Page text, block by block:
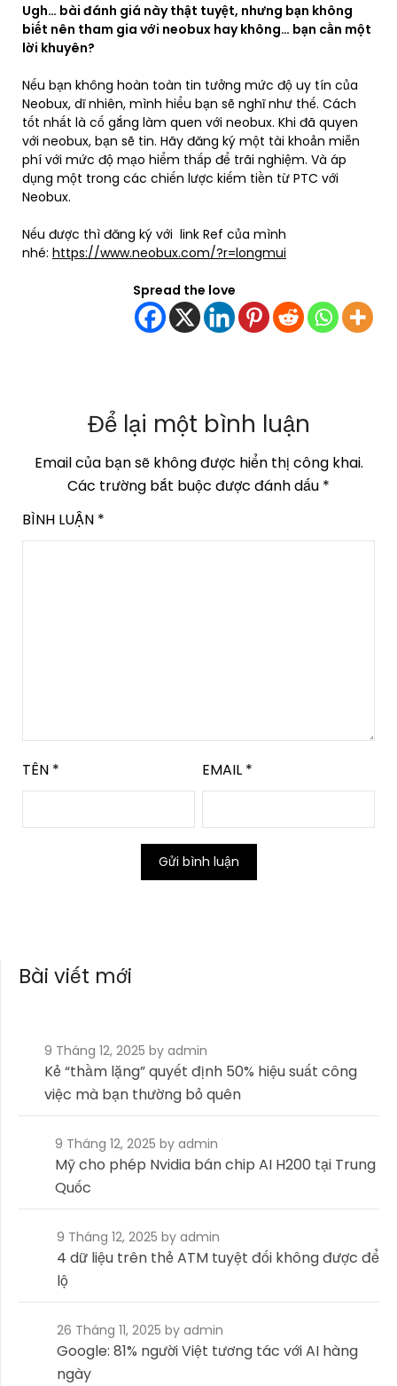
Ugh… bài đánh giá này thật tuyệt, nhưng bạn không
biết nên tham gia với neobux hay không… bạn cần một
lời khuyên?
​Nếu bạn không hoàn toàn tin tưởng mức độ uy tín của
Neobux, dĩ nhiên, mình hiểu bạn sẽ nghĩ như thế. Cách
tốt nhất là cố gắng làm quen với neobux. Khi đã quyen
với neobux, bạn sẽ tin. Hãy đăng ký một tài khoản miễn
phí với mức độ mạo hiểm thấp để trãi nghiệm. Và áp
dụng một trong các chiến lược kiếm tiền từ PTC với
Neobux.
Nếu được thì đăng ký với link Ref của mình
nhé: https://www.neobux.com/?r=longmui
Spread the love
Để lại một bình luận
Email của bạn sẽ không được hiển thị công khai.
Các trường bắt buộc được đánh dấu *
BÌNH LUẬN *
TÊN * EMAIL *
Bài viết mới
9 Tháng 12, 2025by admin
Kẻ “thầm lặng” quyết định 50% hiệu suất công
việc mà bạn thường bỏ quên
9 Tháng 12, 2025 by admin
Mỹ cho phép Nvidia bán chip AI H200 tại Trung
Quốc
9 Tháng 12, 2025 by admin
4 dữ liệu trên thẻ ATM tuyệt đối không được để
lộ
26 Tháng 11, 2025 by admin
Google: 81% người Việt tương tác với AI hàng
ngày